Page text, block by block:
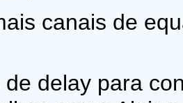
canais de
de delay para